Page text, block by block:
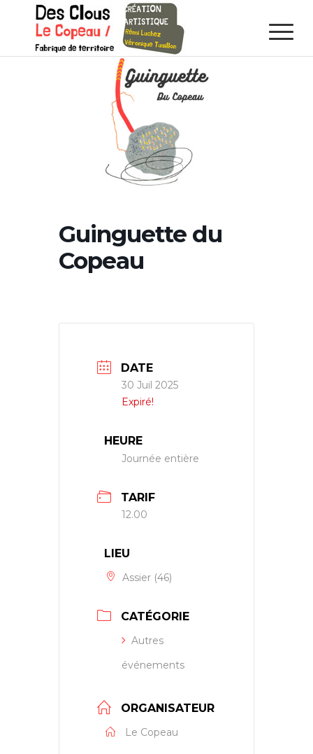
Guinguette du
Copeau
DATE
30 Juil 2025
Expiré!
HEURE
Journée entière
TARIF
12.00
LIEU
Assier (46)
CATÉGORIE
Autres
événements
ORGANISATEUR
Le Copeau